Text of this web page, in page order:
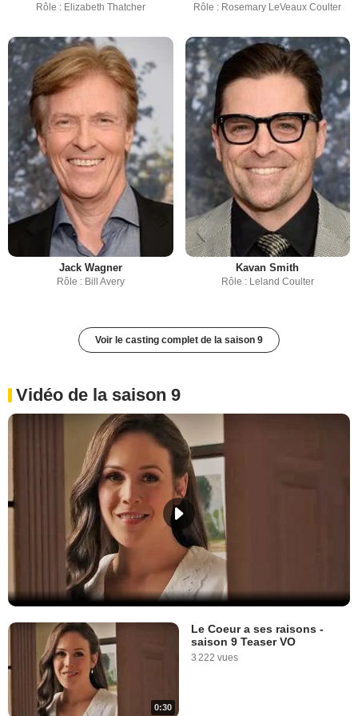
Rôle : Elizabeth Thatcher Rôle : Rosemary LeVeaux Coulter
Jack Wagner
Rôle : Bill Avery
Kavan Smith
Rôle : Leland Coulter
Voir le casting complet de la saison 9
Vidéo de la saison 9
0:30
Le Coeur a ses raisons -
saison 9 Teaser VO
3 222 vues